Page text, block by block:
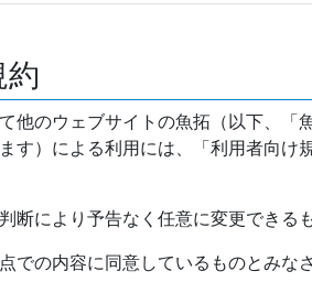
約
他のウェブサイトの魚拓（以下、
す）による利用には、「利用者向け
断により予告なく任意に変更できる
での内容に同意しているものとみな